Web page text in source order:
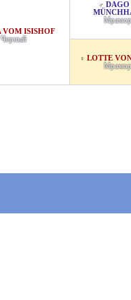
VOM ISISHOF
Черный
♂ DAGO
♀ LOTTE